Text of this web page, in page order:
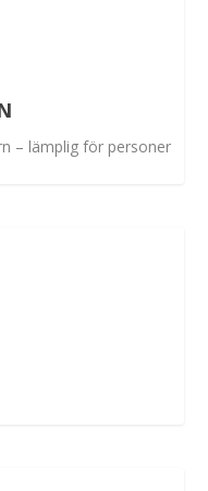
– lämplig för personer